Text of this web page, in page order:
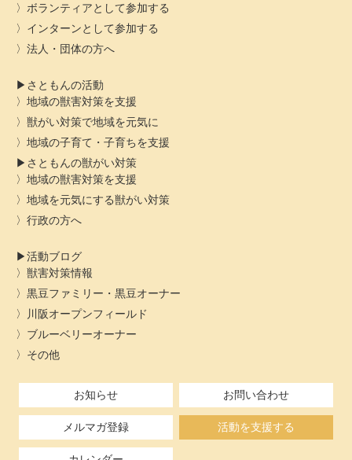
ボランティアとして参加する
インターンとして参加する
法人・団体の方へ
さともんの活動
地域の獣害対策を支援
獣がい対策で地域を元気に
地域の子育て・子育ちを支援
さともんの獣がい対策
地域の獣害対策を支援
地域を元気にする獣がい対策
行政の方へ
活動ブログ
獣害対策情報
黒豆ファミリー・黒豆オーナー
川阪オープンフィールド
ブルーベリーオーナー
その他
お知らせ お問い合わせ
メルマガ登録 活動を支援する